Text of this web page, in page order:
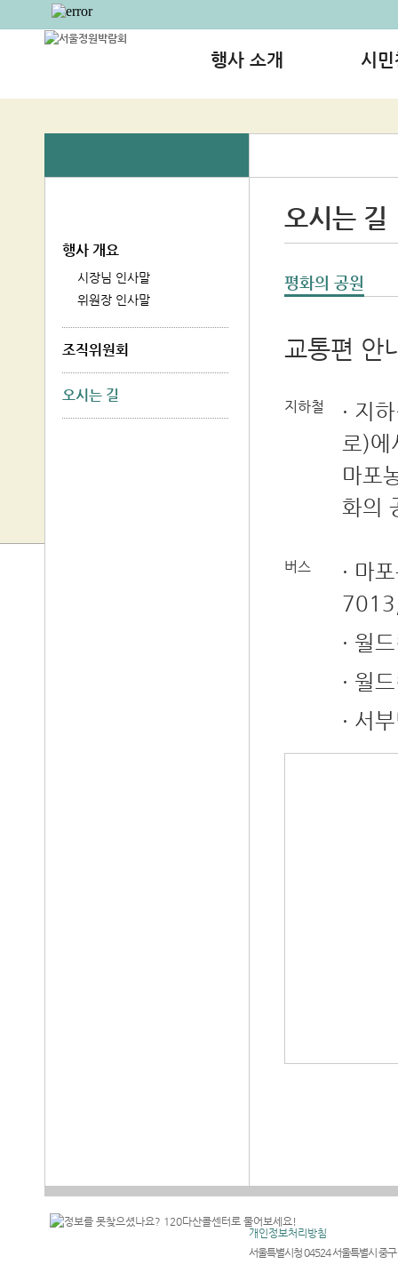
행사 소개 시
오시는 길
평화의 공원
교통편 안
지하철
· 지
로)에
마포
화의
버스
· 마
· 월
· 월
· 서
행사 개요
시장님 인사말
위원장 인사말
조직위원회
오시는 길
개인정보처리방침
서울특별시청 04524 서울특별시 중